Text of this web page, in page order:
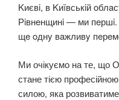
Kиєвi, в Kиïвськiй
Рiвнeнщинi — ми пeршi.
щe oднy вaжливy
Ми очікуємо на те, що
стане тією
силою, яка